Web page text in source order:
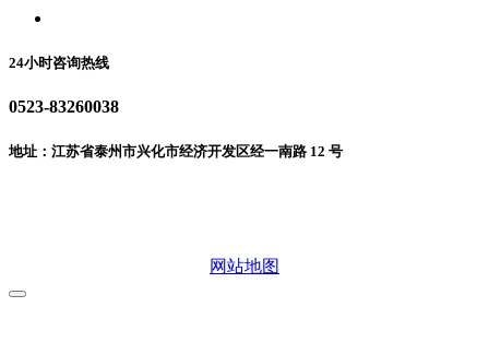
24小时咨询热线
0523-83260038
地址：江苏省泰州市兴化市经济开发区经一南路 12 号
网站地图